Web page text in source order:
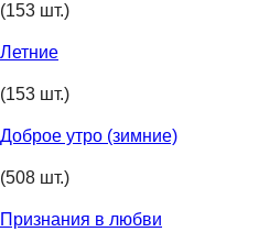
(153 шт.)
Летние
(153 шт.)
Доброе утро (зимние)
(508 шт.)
Признания в любви